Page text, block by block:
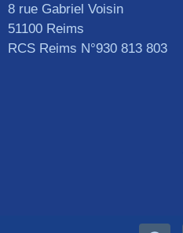
8 rue Gabriel Voisin
51100 Reims
RCS Reims N°930 813 803